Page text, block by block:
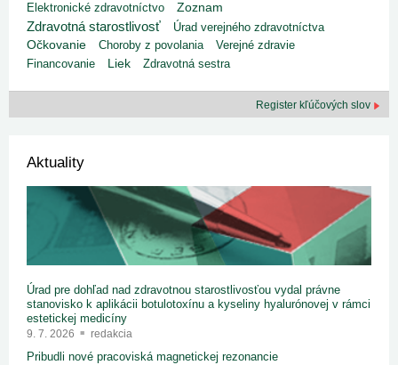
Elektronické zdravotníctvo
Zoznam
Zdravotná starostlivosť
Úrad verejného zdravotníctva
Očkovanie
Choroby z povolania
Verejné zdravie
Financovanie
Liek Zdravotná sestra
Register kľúčových slov
Aktuality
Úrad pre dohľad nad zdravotnou starostlivosťou vydal právne
stanovisko k aplikácii botulotoxínu a kyseliny hyalurónovej v rámci
estetickej medicíny
9. 7. 2026 redakcia
Pribudli nové pracoviská magnetickej rezonancie